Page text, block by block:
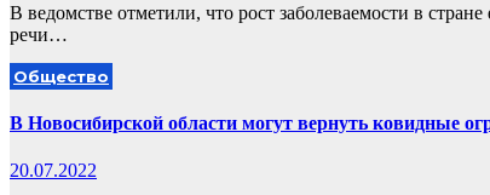
В ведомстве отметили, что рост заболеваемости в
речи…
Общество
В Новосибирской области могут вернуть ковидные
20.07.2022